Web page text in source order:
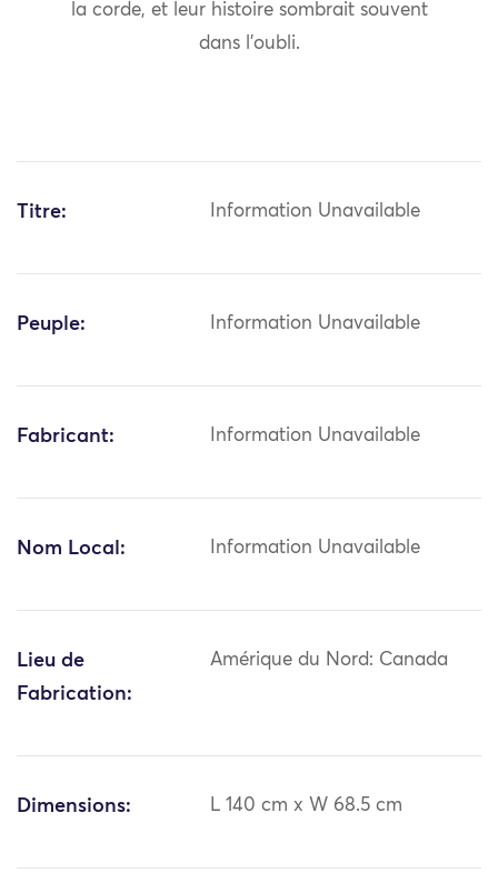
la corde, et leur histoire sombrait souvent
dans l’oubli.
Titre: Information Unavailable
Peuple: Information Unavailable
Fabricant: Information Unavailable
Nom Local: Information Unavailable
Lieu de
Fabrication:
Amérique du Nord: Canada
Dimensions: L 140 cm x W 68.5 cm